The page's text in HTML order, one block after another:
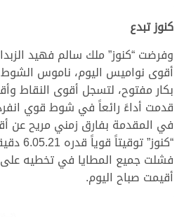
كنوز تبدع
وفرضت “كنوز” ملك سالم فهيد
أقوى نواميس اليوم، ناموس الشوط
بكار مفتوح، لتسجل أقوى النقاط
قدمت أداءً رائعاً في شوط قوي
في المقدمة بفارق زمني مريح عن
“كنوز”
أقيمت صباح اليوم.